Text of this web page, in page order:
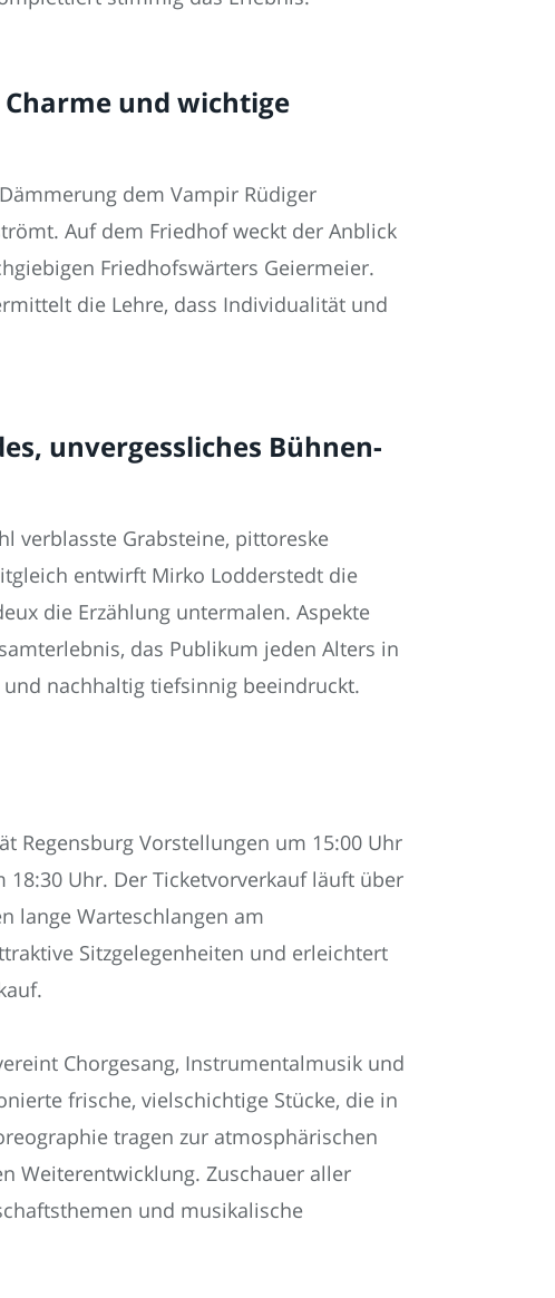
und wichtige
dem Vampir Rüdiger
Auf dem Friedhof weckt der Anblick
Friedhofswärters Geiermeier.
die Lehre, dass Individualität und
unvergessliches Bühnen-
verblasste Grabsteine, pittoreske
entwirft Mirko Lodderstedt die
die Erzählung untermalen. Aspekte
das Publikum jeden Alters in
nachhaltig tiefsinnig beeindruckt.
Regensburg Vorstellungen um 15:00 Uhr
Uhr. Der Ticketvorverkauf läuft über
lange Warteschlangen am
Sitzgelegenheiten und erleichtert
Chorgesang, Instrumentalmusik und
frische, vielschichtige Stücke, die in
tragen zur atmosphärischen
Weiterentwicklung. Zuschauer aller
und musikalische